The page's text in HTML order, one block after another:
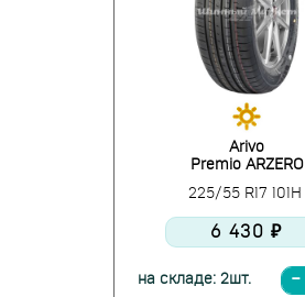
Arivo
Premio ARZERO
225/55 R17 101H
6 430 ₽
на складе: 2шт.